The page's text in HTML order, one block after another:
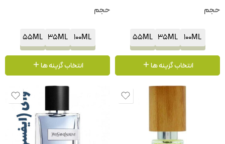
حجم
100ML
35ML
55ML
انتخاب گزینه ها
حجم
100ML
35ML
55ML
انتخاب گزینه ها